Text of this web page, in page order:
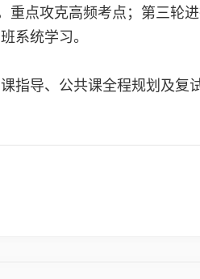
重点攻克高频考点；第三轮
系统学习。
导、公共课全程规划及复